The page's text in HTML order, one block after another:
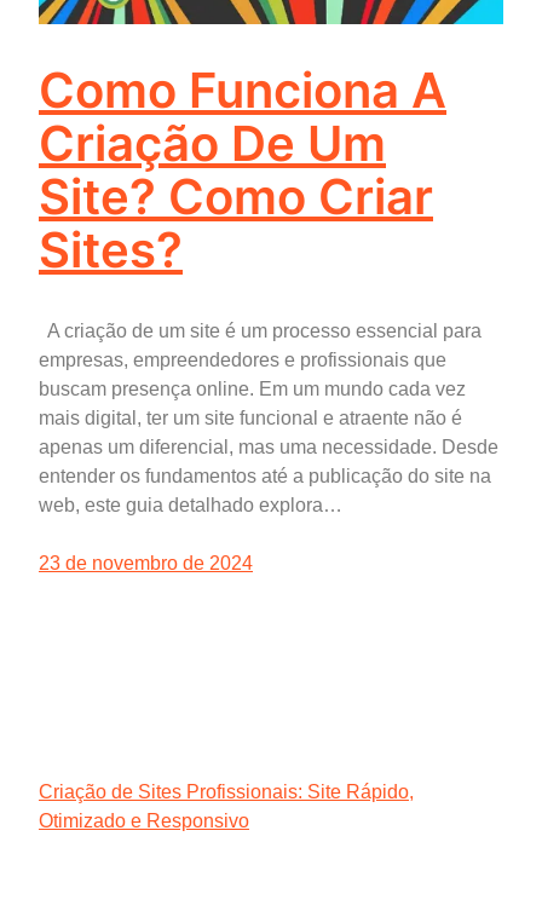
Como Funciona A
Criação De Um
Site? Como Criar
Sites?
A criação de um site é um processo essencial para
empresas, empreendedores e profissionais que
buscam presença online. Em um mundo cada vez
mais digital, ter um site funcional e atraente não é
apenas um diferencial, mas uma necessidade. Desde
entender os fundamentos até a publicação do site na
web, este guia detalhado explora…
23 de novembro de 2024
Criação de Sites Profissionais: Site Rápido,
Otimizado e Responsivo